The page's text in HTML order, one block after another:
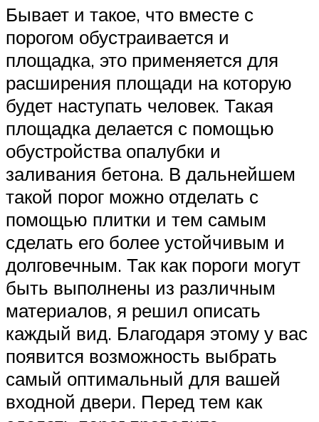
Бывает и такое, что вместе с
порогом обустраивается и
площадка, это применяется для
расширения площади на которую
будет наступать человек. Такая
площадка делается с помощью
обустройства опалубки и
заливания бетона. В дальнейшем
такой порог можно отделать с
помощью плитки и тем самым
сделать его более устойчивым и
долговечным. Так как пороги могут
быть выполнены из различным
материалов, я решил описать
каждый вид. Благодаря этому у вас
появится возможность выбрать
самый оптимальный для вашей
входной двери. Перед тем как